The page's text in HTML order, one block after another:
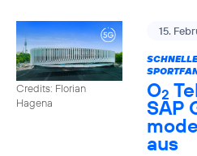
Credits: Florian
Hagena
15.
O2
SAP
aus